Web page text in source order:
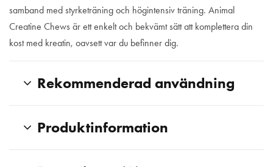
samband med styrketräning och högintensiv träning. Animal
Creatine Chews är ett enkelt och bekvämt sätt att komplettera din
kost med kreatin, oavsett var du befinner dig.
Rekommenderad användning
Produktinformation